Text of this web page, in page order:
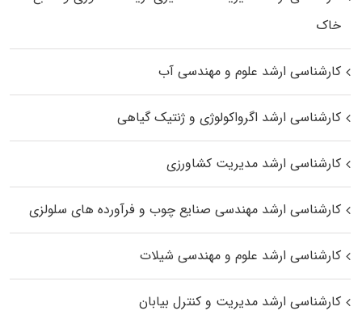
خاک
کارشناسی ارشد علوم و مهندسی آب
کارشناسی ارشد اگرواکولوژی و ژنتیک گیاهی
کارشناسی ارشد مدیریت کشاورزی
کارشناسی ارشد مهندسی صنایع چوب و فرآورده‌ های سلولزی
کارشناسی ارشد علوم و مهندسی شیلات
کارشناسی ارشد مدیریت و کنترل بیابان